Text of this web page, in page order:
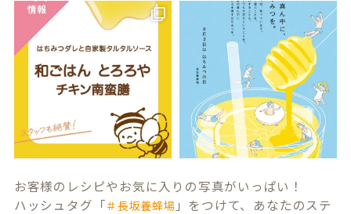
お客様のレシピやお気に入りの写真がいっぱい！
ハッシュタグ「＃長坂養蜂場 」をつけて、あなたのステ